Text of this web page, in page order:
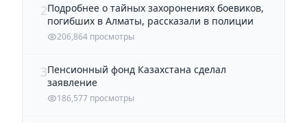
2Подробнее о тайных захоронениях боевиков,
погибших в Алматы, рассказали в полиции
206,864 просмотры
3Пенсионный фонд Казахстана сделал
заявление
186,577 просмотры